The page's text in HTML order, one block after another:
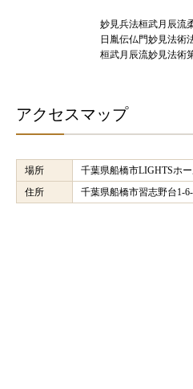
妙見兵法桓武月辰流
日胤伝仏門妙見法術
桓武月辰流妙見法術
アクセスマップ
場所
千葉県船橋市LIGHTSホ
住所
千葉県船橋市習志野台1-